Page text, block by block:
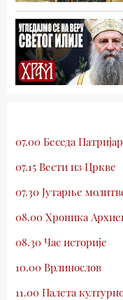
07.00 Беседа
07.15 Вести из Цркве
07.30 Јутарње
08.00 Хроника
08.30 Час историје
10.00 Врлинослов
11.00 Палета